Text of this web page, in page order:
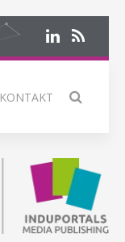
KONTAKT